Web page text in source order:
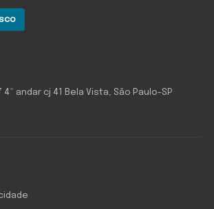
4º andar cj 41 Bela Vista, São Paulo-SP